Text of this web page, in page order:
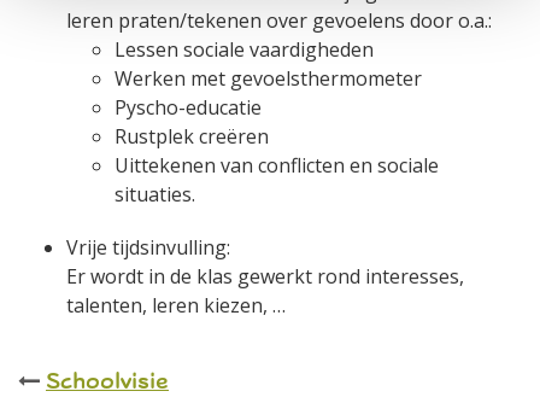
leren praten/tekenen over gevoelens door o.a.:
Lessen sociale vaardigheden
Werken met gevoelsthermometer
Pyscho-educatie
Rustplek creëren
Uittekenen van conflicten en sociale
situaties.
Vrije tijdsinvulling:
Er wordt in de klas gewerkt rond interesses,
talenten, leren kiezen, …
Schoolvisie